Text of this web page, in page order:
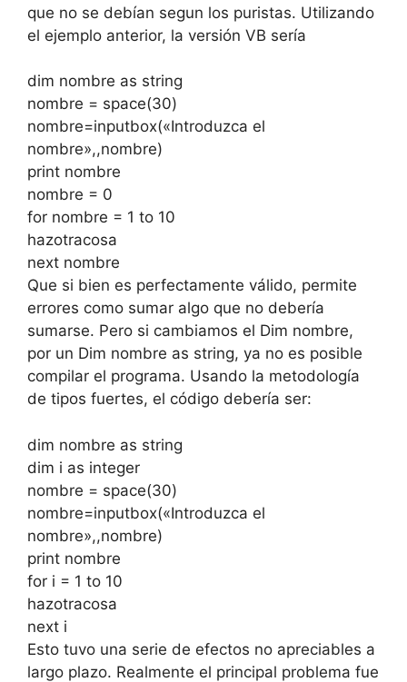
que no se debían segun los puristas. Utilizando
el ejemplo anterior, la versión VB sería
dim nombre as string
nombre = space(30)
nombre=inputbox(«Introduzca el
nombre»,,nombre)
print nombre
nombre = 0
for nombre = 1 to 10
hazotracosa
next nombre
Que si bien es perfectamente válido, permite
errores como sumar algo que no debería
sumarse. Pero si cambiamos el Dim nombre,
por un Dim nombre as string, ya no es posible
compilar el programa. Usando la metodología
de tipos fuertes, el código debería ser:
dim nombre as string
dim i as integer
nombre = space(30)
nombre=inputbox(«Introduzca el
nombre»,,nombre)
print nombre
for i = 1 to 10
hazotracosa
next i
Esto tuvo una serie de efectos no apreciables a
largo plazo. Realmente el principal problema fue